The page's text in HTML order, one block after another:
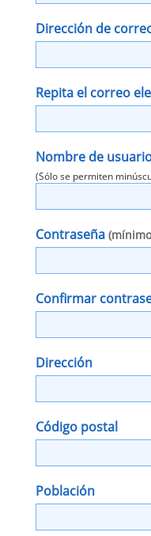
Dirección de
Repita el correo
Nombre de
(Sólo se permiten
Contraseña
Confirmar
Dirección
Código postal
Población